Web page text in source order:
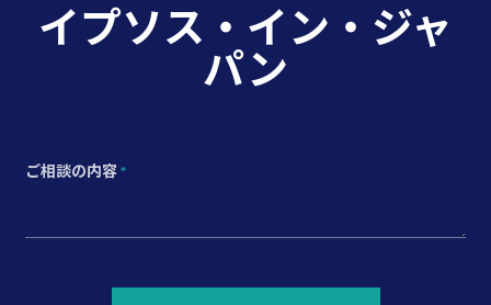
イプソス・イン・ジャ
パン
ご相談の内容*